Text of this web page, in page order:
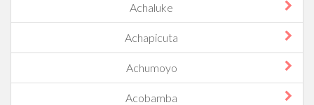
Achaluke
Achapicuta
Achumoyo
Acobamba